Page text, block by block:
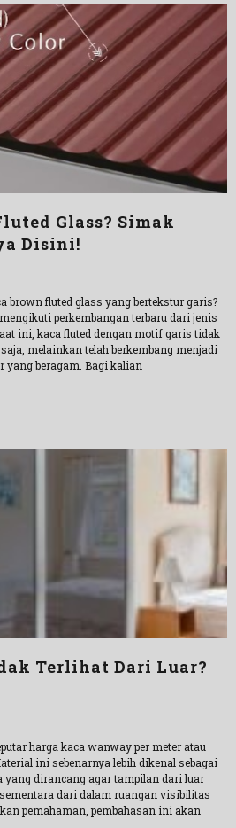
Glass? Simak
Disini!
brown fluted glass yang bertekstur garis?
perkembangan terbaru dari jenis
ini, kaca fluted dengan motif garis tidak
melainkan telah berkembang menjadi
yang beragam. Bagi kalian
Terlihat Dari Luar?
harga kaca wanway per meter atau
ini sebenarnya lebih dikenal sebagai
yang dirancang agar tampilan dari luar
dari dalam ruangan visibilitas
pemahaman, pembahasan ini akan